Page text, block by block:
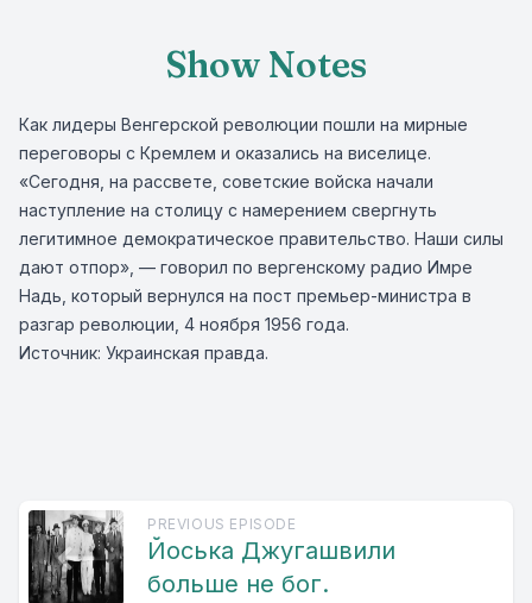
Show Notes
Как лидеры Венгерской революции пошли на мирные
переговоры с Кремлем и оказались на виселице.
«Сегодня, на рассвете, советские войска начали
наступление на столицу с намерением свергнуть
легитимное демократическое правительство. Наши силы
дают отпор», — говорил по вергенскому радио Имре
Надь, который вернулся на пост премьер-министра в
разгар революции, 4 ноября 1956 года.
Источник: Украинская правда.
PREVIOUS EPISODE
Йоська Джугашвили
больше не бог.